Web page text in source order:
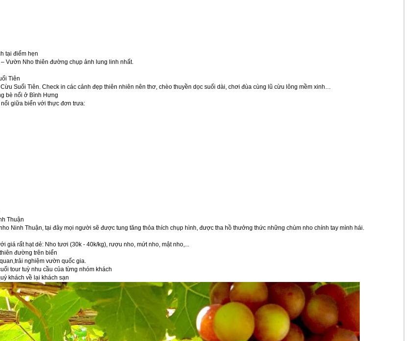
tại điểm hẹn
Vườn Nho thiên đường chụp ảnh lung linh nhất.
Tiên
Suối Tiên. Check in các cảnh đẹp thiên nhiên nên thơ, chèo thuyền dọc suối dài, chơi đùa cùng lũ cừu lông mềm xinh…
bè nổi ở Bình Hưng
giữa biển với thực đơn trưa:
Thuận
Ninh Thuận, tại đây mọi người sẽ được tung tăng thỏa thích chụp hình, được tha hồ thưởng thức những chùm nho chính tay mình hái.
giá rất hạt dẻ: Nho tươi (30k - 40k/kg), rượu nho, mứt nho, mật nho,...
đường trên biển
nghiệm vườn quốc gia.
tour tuỳ nhu cầu của từng nhóm khách
khách về lại khách sạn